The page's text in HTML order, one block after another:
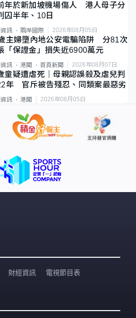
年於新加坡機場傷人 港人母子分
囚半年、10日
訊 兩岸國際 2026年08月05日
主婦墮內地公安電騙陷阱 分81次
「保證金」損失近6900萬元
訊 港聞 首頁新聞 2026年08月07日
童疑遭虐死｜母親認誤殺及虐兒判
年 官斥被告殘忍、同類案最惡劣
訊 港聞 2026年08月05日
財經資訊 電視節目表